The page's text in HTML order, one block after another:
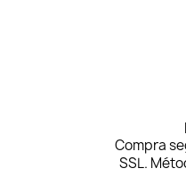
Compra
SSL.